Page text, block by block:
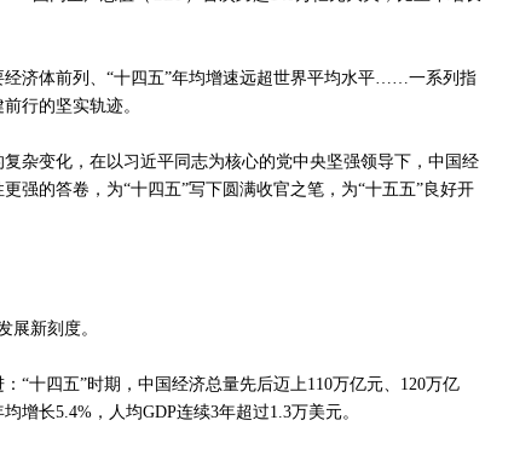
济体前列、“十四五”年均增速远超世界平均水平……一系列指
行的坚实轨迹。
杂变化，在以习近平同志为核心的党中央坚强领导下，中国经
强的答卷，为“十四五”写下圆满收官之笔，为“十五五”良好开
新刻度。
“十四五”时期，中国经济总量先后迈上110万亿元、120万亿
增长5.4%，人均GDP连续3年超过1.3万美元。